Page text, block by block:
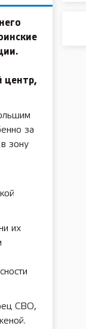
центр,
за
зону
их
СВО,